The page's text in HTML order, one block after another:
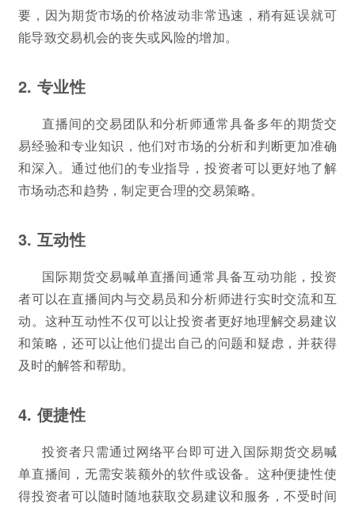
要，因为期货市场的价格波动非常迅速，稍有延误就可
能导致交易机会的丧失或风险的增加。
2. 专业性
直播间的交易团队和分析师通常具备多年的期货交
易经验和专业知识，他们对市场的分析和判断更加准确
和深入。通过他们的专业指导，投资者可以更好地了解
市场动态和趋势，制定更合理的交易策略。
3. 互动性
国际期货交易喊单直播间通常具备互动功能，投资
者可以在直播间内与交易员和分析师进行实时交流和互
动。这种互动性不仅可以让投资者更好地理解交易建议
和策略，还可以让他们提出自己的问题和疑虑，并获得
及时的解答和帮助。
4. 便捷性
投资者只需通过网络平台即可进入国际期货交易喊
单直播间，无需安装额外的软件或设备。这种便捷性使
得投资者可以随时随地获取交易建议和服务，不受时间